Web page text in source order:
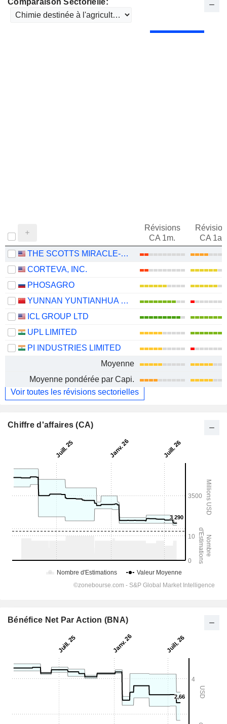
Comparaison Sectorielle:
Révisions
CA 1m.
CA 1an
THE SCOTTS MIRACLE-GRO COMPANY
CORTEVA, INC.
PHOSAGRO
YUNNAN YUNTIANHUA CO., LTD.
ICL GROUP LTD
UPL LIMITED
PI INDUSTRIES LIMITED
Moyenne
Moyenne pondérée par Capi.
Voir toutes les révisions sectorielles
Chiffre d'affaires (CA)
Bénéfice Net Par Action (BNA)